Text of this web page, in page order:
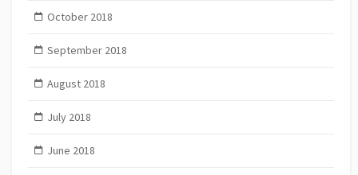
October 2018
September 2018
August 2018
July 2018
June 2018